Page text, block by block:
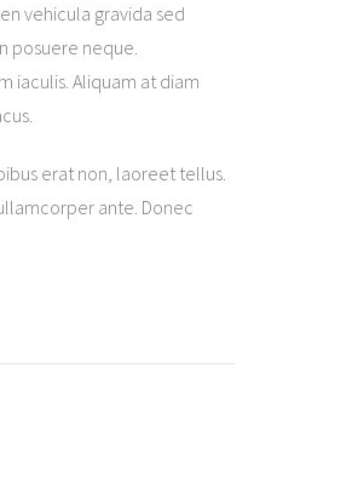
vehicula gravida sed
posuere neque.
iaculis. Aliquam at diam
erat non, laoreet tellus.
ante. Donec